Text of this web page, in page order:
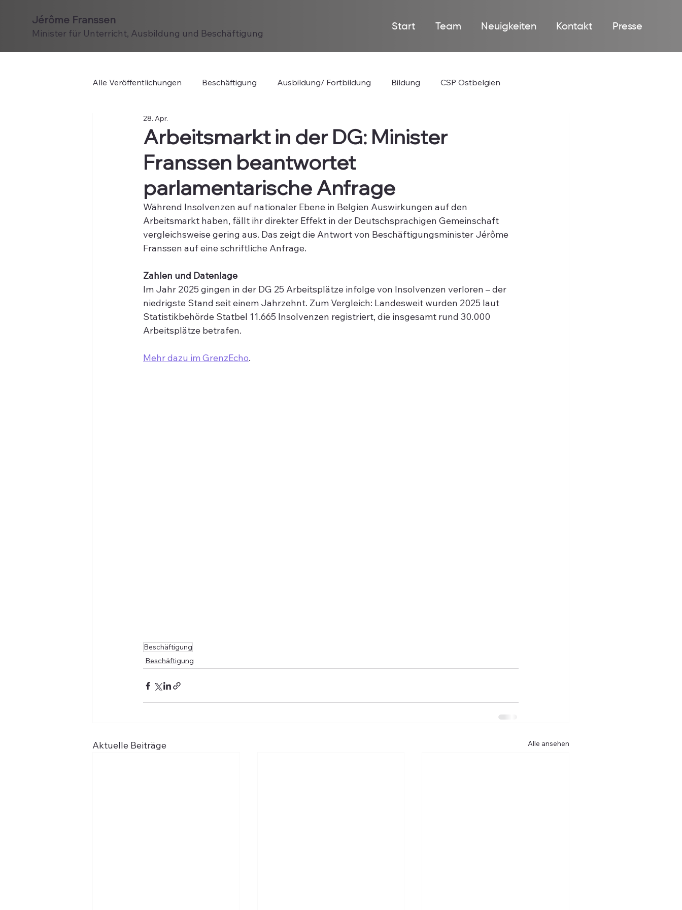
Jérôme Franssen
Minister für Unterricht, Ausbildung und Beschäftigung
Start Team Neuigkeiten Kontakt Presse
Alle Veröffentlichungen Beschäftigung Ausbildung/ Fortbildung Bildung CSP Ostbelgien
Arbeitsmarkt in der DG: Minister
Franssen beantwortet
parlamentarische Anfrage
28. Apr.
Während Insolvenzen auf nationaler Ebene in Belgien Auswirkungen auf den
Arbeitsmarkt haben, fällt ihr direkter Effekt in der Deutschsprachigen Gemeinschaft
vergleichsweise gering aus. Das zeigt die Antwort von Beschäftigungsminister Jérôme
Franssen auf eine schriftliche Anfrage.
Zahlen und Datenlage
Im Jahr 2025 gingen in der DG 25 Arbeitsplätze infolge von Insolvenzen verloren – der
niedrigste Stand seit einem Jahrzehnt. Zum Vergleich: Landesweit wurden 2025 laut
Statistikbehörde Statbel 11.665 Insolvenzen registriert, die insgesamt rund 30.000
Arbeitsplätze betrafen.
Mehr dazu im GrenzEcho.
Beschäftigung
Beschäftigung
Aktuelle Beiträge Alle ansehen